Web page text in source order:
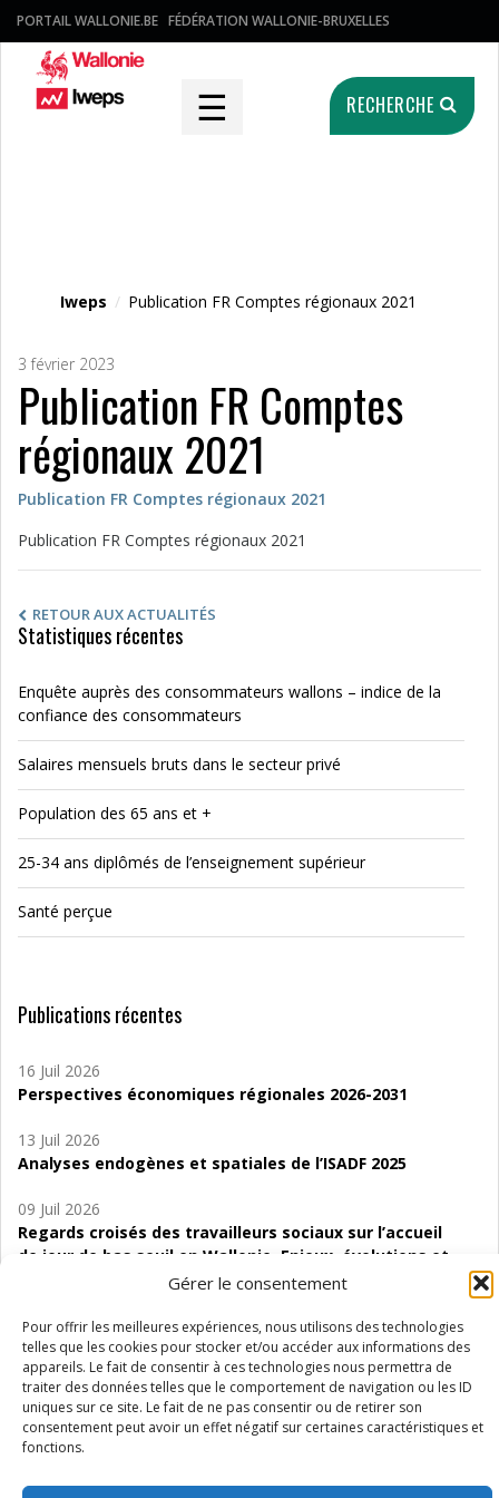
Gérer le consentement
Pour offrir les meilleures expériences, nous utilisons des technologies
telles que les cookies pour stocker et/ou accéder aux informations des
appareils. Le fait de consentir à ces technologies nous permettra de
traiter des données telles que le comportement de navigation ou les ID
uniques sur ce site. Le fait de ne pas consentir ou de retirer son
consentement peut avoir un effet négatif sur certaines caractéristiques et
fonctions.
PORTAIL WALLONIE.BE FÉDÉRATION WALLONIE-BRUXELLES
☰ RECHERCHE
Iweps / Publication FR Comptes régionaux 2021
3 février 2023
Publication FR Comptes
régionaux 2021
Publication FR Comptes régionaux 2021
Publication FR Comptes régionaux 2021
RETOUR AUX ACTUALITÉS
Statistiques récentes
Enquête auprès des consommateurs wallons – indice de la
confiance des consommateurs
Salaires mensuels bruts dans le secteur privé
Population des 65 ans et +
25-34 ans diplômés de l’enseignement supérieur
Santé perçue
Publications récentes
16 Juil 2026
Perspectives économiques régionales 2026-2031
13 Juil 2026
Analyses endogènes et spatiales de l’ISADF 2025
09 Juil 2026
Regards croisés des travailleurs sociaux sur l’accueil
de jour de bas seuil en Wallonie. Enjeux, évolutions et
06 Juil 2026
Étude d’évaluabilité des Structures
d’accompagnement à l’autocréation d’emploi (SAACE)
01 Juil 2026
Pénurie du personnel infirmier :quels indicateurs
Wallonie ?